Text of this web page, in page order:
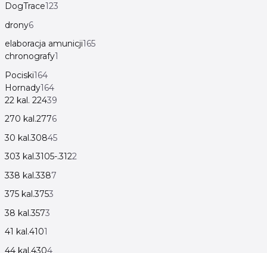
DogTrace123
drony6
elaboracja amunicji165
chronografy1
Pociski164
Hornady164
22 kal. 22439
270 kal.2776
30 kal.30845
303 kal.3105-.3122
338 kal.3387
375 kal.3753
38 kal.3573
41 kal.4101
44 kal.4304